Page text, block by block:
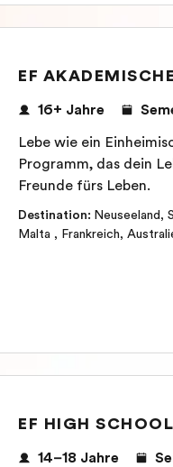
EF
16+ Jahre
Lebe wie ein
Programm, das dein
Freunde fürs Leben.
Destination: Neuseeland,
Malta , Frankreich,
EF HIGH
14–18 Jahre